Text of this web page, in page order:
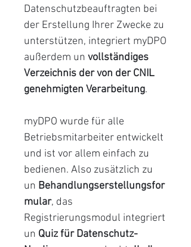
Datenschutzbeauftragten bei
der Erstellung Ihrer Zwecke zu
unterstützen, integriert myDPO
außerdem un vollständiges
Verzeichnis der von der CNIL
genehmigten Verarbeitung.
myDPO wurde für alle
Betriebsmitarbeiter entwickelt
und ist vor allem einfach zu
bedienen. Also zusätzlich zu
un Behandlungserstellungsfor
mular, das
Registrierungsmodul integriert
un Quiz für Datenschutz-